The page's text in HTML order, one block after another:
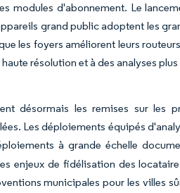
modules d'abonnement. Le
grand public adoptent les
les foyers améliorent leurs
résolution et à des analyses plus
désormais les remises sur les
Les déploiements équipés
à grande échelle
enjeux de fidélisation des
municipales pour les villes